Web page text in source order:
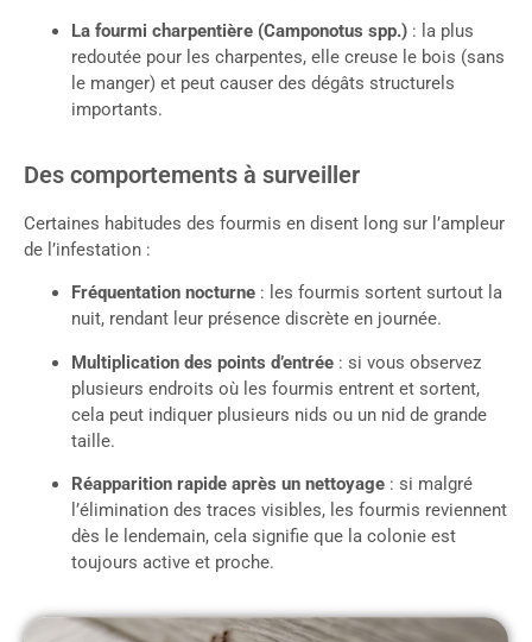
La fourmi charpentière (Camponotus spp.) : la plus
redoutée pour les charpentes, elle creuse le bois (sans
le manger) et peut causer des dégâts structurels
importants.
Des comportements à surveiller
Certaines habitudes des fourmis en disent long sur l’ampleur
de l’infestation :
Fréquentation nocturne : les fourmis sortent surtout la
nuit, rendant leur présence discrète en journée.
Multiplication des points d’entrée : si vous observez
plusieurs endroits où les fourmis entrent et sortent,
cela peut indiquer plusieurs nids ou un nid de grande
taille.
Réapparition rapide après un nettoyage : si malgré
l’élimination des traces visibles, les fourmis reviennent
dès le lendemain, cela signifie que la colonie est
toujours active et proche.